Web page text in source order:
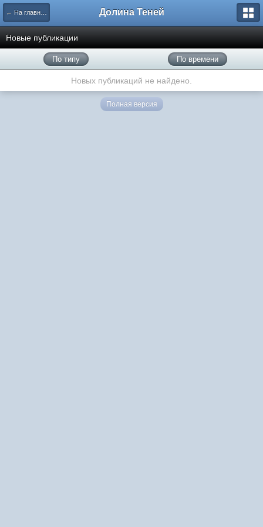
← На главную Долина Теней
Новые публикации
По типу По времени
Новых публикаций не найдено.
Полная версия